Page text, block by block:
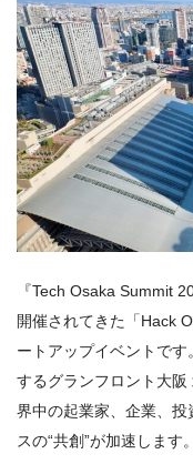
『Tech Osaka Summit
開催されてきた「Hack
ートアップイベントで
するグランフロント大
界中の起業家、企業、
スの“共創”が加速します。